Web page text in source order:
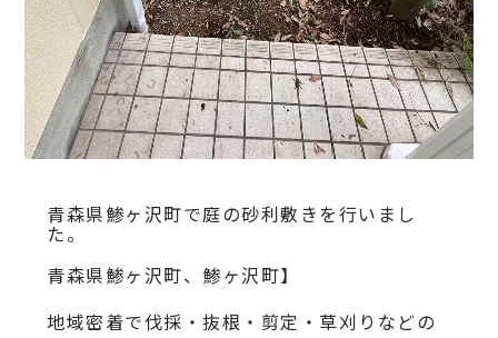
青森県鯵ヶ沢町で庭の砂利敷きを行いまし
た。
青森県鯵ヶ沢町、鯵ヶ沢町】
地域密着で伐採・抜根・剪定・草刈りなどの